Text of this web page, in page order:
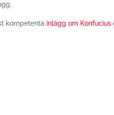
kompetenta inlägg om Konfucius